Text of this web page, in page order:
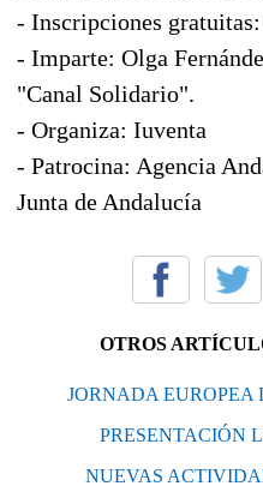
- Inscripciones
- Imparte: Olga
"Canal Solidario".
- Organiza: Iuventa
- Patrocina: Agencia
Junta de Andalucía
OTROS
JORNADA EUROPEA
PRESENTACIÓN
NUEVAS